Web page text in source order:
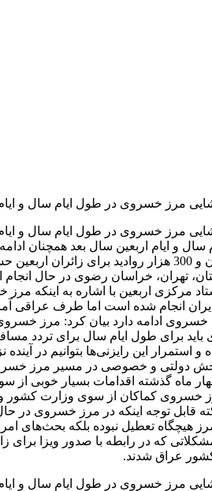
مرز خسروی در طول ایام سال و ایام
خسروی در طول ایام سال و ایام
اربعین سال بعد همچنان ادامه
خوشبختانه روند صدور ویزا برای زائران اربعین رو به افزایش است
مراکز کرمانشاه، خوزستان، تهران،
اربعین با اشاره به اینکه مرز
انجام شده است اما طرف عراقی
خسروی ادامه دارد بیان کرد: مرز
برای طول ایام سال برای تردد
استمرار این رایزنی‌ها بتوانیم در
در بخش دولتی و خصوصی در مسیر
ماه گذشته اقدامات بسیار خوبی
خسروی کماکان از سوی وزارت کشور
قابل توجه اینکه در مرز خسروی در
هیچگاه تعطیل نبوده بلکه بحث‌های
که در رابطه با صدور ویزا
مرز خسروی در طول ایام سال و ایام